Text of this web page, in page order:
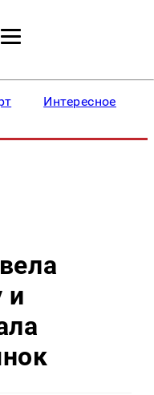
Интересное
и